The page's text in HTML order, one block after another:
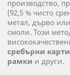
производство,
(92,5 % чисто
метал, дърво
смоли. Този
сребърни
рамки и други.